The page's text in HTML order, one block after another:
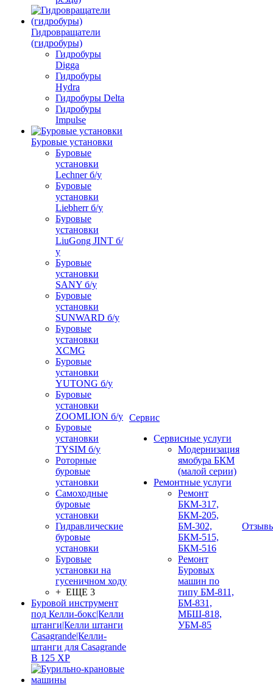
Гидровращатели
(гидробуры)
Гидробуры
Digga
Гидробуры
Hydra
Гидробуры Delta
Гидробуры
Impulse
Буровые установки
Буровые
установки
Lechner б/у
Буровые
установки
Liebherr б/у
Буровые
установки
LiuGong JINT б/
у
Буровые
установки
SANY б/у
Буровые
установки
SUNWARD б/у
Буровые
установки
XCMG
Буровые
установки
YUTONG б/у
Буровые
установки
ZOOMLION б/у
Буровые
установки
TYSIM б/у
Роторные
буровые
установки
Самоходные
буровые
установки
Гидравлические
буровые
установки
Буровые
установки на
гусеничном ходу
+ ЕЩЕ 3
Буровой инструмент
под Келли-бокс|Келли
штанги|Келли штанги
Casagrande|Келли-
штанги для Casagrande
B 125 XP
Сервис
Сервисные услуги
Модернизация
ямобура БКМ
(малой серии)
Ремонтные услуги
Ремонт
БКМ-317,
БКМ-205,
БМ-302,
БКМ-515,
БКМ-516
Ремонт
Буровых
машин по
типу БМ-811,
БМ-831,
МБШ-818,
УБМ-85